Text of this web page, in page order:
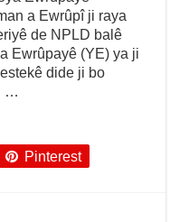
a Ewrûpî ji raya
de NPLD balê
Ewrûpayê (YE) ya ji
dide ji bo
…
Pinterest